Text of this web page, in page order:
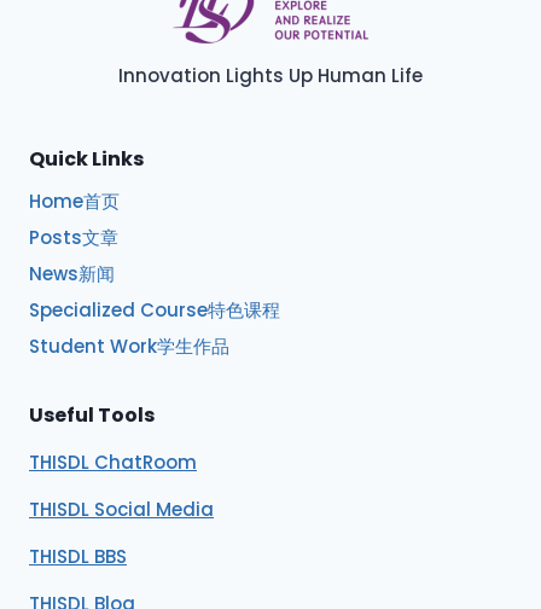
Innovation Lights Up Human Life
Quick Links
Home首页
Posts文章
News新闻
Specialized Course特色课程
Student Work学生作品
Useful Tools
THISDL ChatRoom
THISDL Social Media
THISDL BBS
THISDL Blog